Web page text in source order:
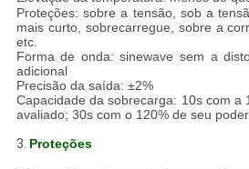
Proteções: sobre a tensão, sob a
mais curto, sobrecarregue, sobre a
etc.
Forma de onda: sinewave sem a
adicional
Precisão da saída: ±2%
Capacidade da sobrecarga: 10s com a
avaliado; 30s com o 120% de seu
3. Proteções